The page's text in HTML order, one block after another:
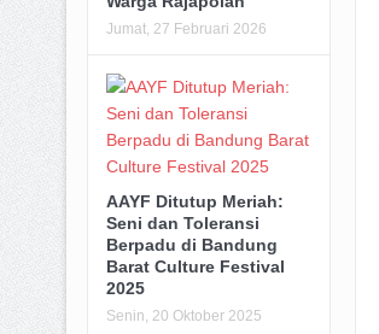
Jumat, 27 Februari 2026
AAYF Ditutup Meriah:
Seni dan Toleransi
Berpadu di Bandung
Barat Culture Festival
2025
Senin, 20 Oktober 2025